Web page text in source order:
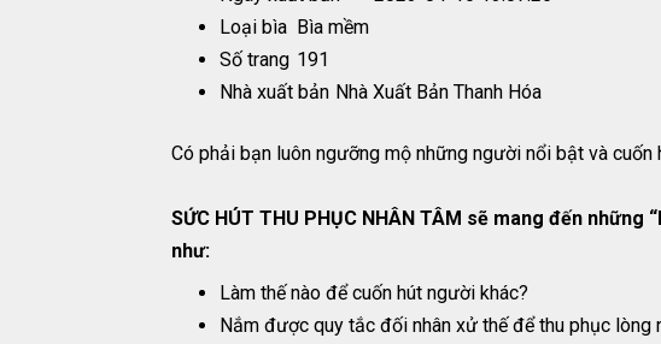
Loại bìa Bìa mềm
Số trang 191
Nhà xuất bản Nhà Xuất Bản Thanh Hóa
Có phải bạn luôn ngưỡng mộ những người nổi bật và
SỨC HÚT THU PHỤC NHÂN TÂM sẽ mang đến
như:
Làm thế nào để cuốn hút người khác?
Nắm được quy tắc đối nhân xử thế để thu phục lòng